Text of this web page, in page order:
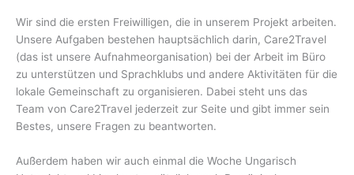
Wir sind die ersten Freiwilligen, die in unserem Projekt arbeiten.
Unsere Aufgaben bestehen hauptsächlich darin, Care2Travel
(das ist unsere Aufnahmeorganisation) bei der Arbeit im Büro
zu unterstützen und Sprachklubs und andere Aktivitäten für die
lokale Gemeinschaft zu organisieren. Dabei steht uns das
Team von Care2Travel jederzeit zur Seite und gibt immer sein
Bestes, unsere Fragen zu beantworten.
Außerdem haben wir auch einmal die Woche Ungarisch